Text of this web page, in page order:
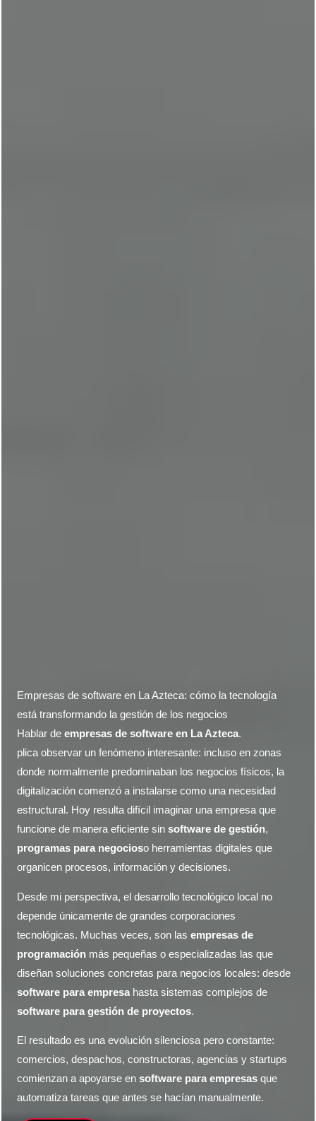
Empresas de software en La Azteca: cómo la tecnología
está transformando la gestión de los negocios
Hablar deempresas de software en La Azteca.
plica observar un fenómeno interesante: incluso en zonas
donde normalmente predominaban los negocios físicos, la
digitalización comenzó a instalarse como una necesidad
estructural. Hoy resulta difícil imaginar una empresa que
funcione de manera eficiente sinsoftware de gestión,
programas para negocioso herramientas digitales que
organicen procesos, información y decisiones.
Desde mi perspectiva, el desarrollo tecnológico local no
depende únicamente de grandes corporaciones
tecnológicas. Muchas veces, son lasempresas de
programación más pequeñas o especializadas las que
diseñan soluciones concretas para negocios locales: desde
software para empresa hasta sistemas complejos de
software para gestión de proyectos.
El resultado es una evolución silenciosa pero constante:
comercios, despachos, constructoras, agencias y startups
comienzan a apoyarse ensoftware para empresas que
automatiza tareas que antes se hacían manualmente.